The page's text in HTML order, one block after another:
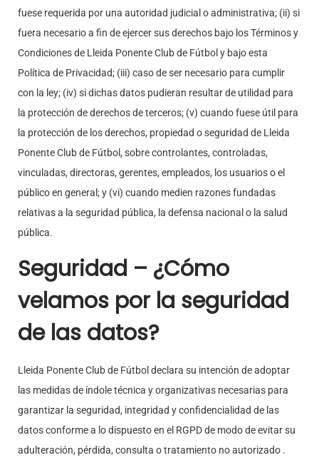
fuese requerida por una autoridad judicial o administrativa; (ii) si
fuera necesario a fin de ejercer sus derechos bajo los Términos y
Condiciones de Lleida Ponente Club de Fútbol y bajo esta
Política de Privacidad; (iii) caso de ser necesario para cumplir
con la ley; (iv) si dichas datos pudieran resultar de utilidad para
la protección de derechos de terceros; (v) cuando fuese útil para
la protección de los derechos, propiedad o seguridad de Lleida
Ponente Club de Fútbol, sobre controlantes, controladas,
vinculadas, directoras, gerentes, empleados, los usuarios o el
público en general; y (vi) cuando medien razones fundadas
relativas a la seguridad pública, la defensa nacional o la salud
pública.
Seguridad – ¿Cómo
velamos por la seguridad
de las datos?
Lleida Ponente Club de Fútbol declara su intención de adoptar
las medidas de índole técnica y organizativas necesarias para
garantizar la seguridad, integridad y confidencialidad de las
datos conforme a lo dispuesto en el RGPD de modo de evitar su
adulteración, pérdida, consulta o tratamiento no autorizado .